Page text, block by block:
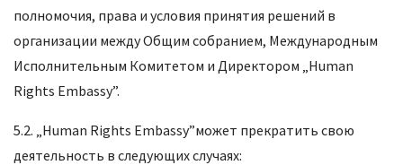
полномочия, права и условия принятия решений в
организации между Общим собранием, Международным
Исполнительным Комитетом и Директором „Human
Rights Embassy”.
5.2. „Human Rights Embassy”может прекратить свою
деятельность в следующих случаях: